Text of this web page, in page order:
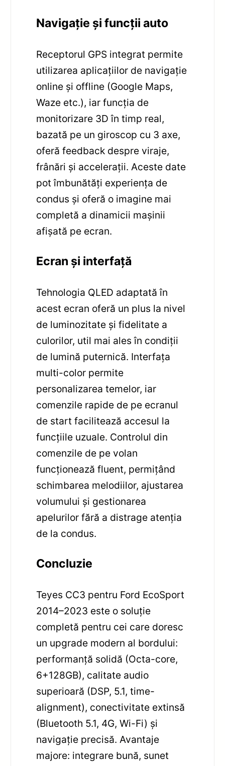
Navigație și funcții auto
Receptorul GPS integrat permite
utilizarea aplicațiilor de navigație
online și offline (Google Maps,
Waze etc.), iar funcția de
monitorizare 3D în timp real,
bazată pe un giroscop cu 3 axe,
oferă feedback despre viraje,
frânări și accelerații. Aceste date
pot îmbunătăți experiența de
condus și oferă o imagine mai
completă a dinamicii mașinii
afișată pe ecran.
Ecran și interfață
Tehnologia QLED adaptată în
acest ecran oferă un plus la nivel
de luminozitate și fidelitate a
culorilor, util mai ales în condiții
de lumină puternică. Interfața
multi-color permite
personalizarea temelor, iar
comenzile rapide de pe ecranul
de start facilitează accesul la
funcțiile uzuale. Controlul din
comenzile de pe volan
funcționează fluent, permițând
schimbarea melodiilor, ajustarea
volumului și gestionarea
apelurilor fără a distrage atenția
de la condus.
Concluzie
Teyes CC3 pentru Ford EcoSport
2014–2023 este o soluție
completă pentru cei care doresc
un upgrade modern al bordului:
performanță solidă (Octa-core,
6+128GB), calitate audio
superioară (DSP, 5.1, time-
alignment), conectivitate extinsă
(Bluetooth 5.1, 4G, Wi-Fi) și
navigație precisă. Avantaje
majore: integrare bună, sunet